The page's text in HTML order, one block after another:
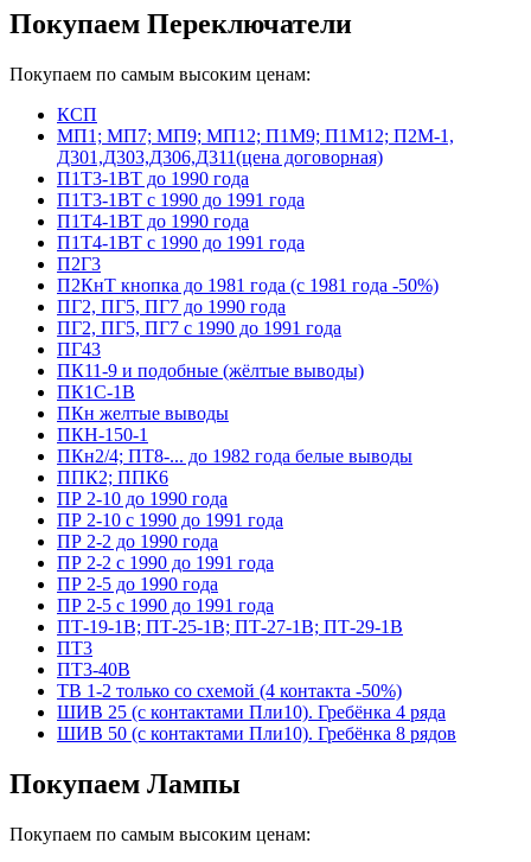
Покупаем Переключатели
Покупаем по самым высоким ценам:
КСП
МП1; МП7; МП9; МП12; П1М9; П1М12; П2М-1,
Д301,Д303,Д306,Д311(цена договорная)
П1Т3-1ВТ до 1990 года
П1Т3-1ВТ с 1990 до 1991 года
П1Т4-1ВТ до 1990 года
П1Т4-1ВТ с 1990 до 1991 года
П2Г3
П2КнТ кнопка до 1981 года (с 1981 года -50%)
ПГ2, ПГ5, ПГ7 до 1990 года
ПГ2, ПГ5, ПГ7 с 1990 до 1991 года
ПГ43
ПК11-9 и подобные (жёлтые выводы)
ПК1С-1В
ПКн желтые выводы
ПКН-150-1
ПКн2/4; ПТ8-... до 1982 года белые выводы
ППК2; ППК6
ПР 2-10 до 1990 года
ПР 2-10 с 1990 до 1991 года
ПР 2-2 до 1990 года
ПР 2-2 с 1990 до 1991 года
ПР 2-5 до 1990 года
ПР 2-5 с 1990 до 1991 года
ПТ-19-1В; ПТ-25-1В; ПТ-27-1В; ПТ-29-1В
ПТ3
ПТ3-40В
ТВ 1-2 только со схемой (4 контакта -50%)
ШИВ 25 (с контактами Пли10). Гребёнка 4 ряда
ШИВ 50 (с контактами Пли10). Гребёнка 8 рядов
Покупаем Лампы
Покупаем по самым высоким ценам: